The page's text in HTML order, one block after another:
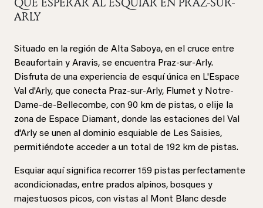
ARLY
Situado en la región de Alta Saboya, en el cruce entre
Beaufortain y Aravis, se encuentra Praz-sur-Arly.
Disfruta de una experiencia de esquí única en L'Espace
Val d'Arly, que conecta Praz-sur-Arly, Flumet y Notre-
Dame-de-Bellecombe, con 90 km de pistas, o elije la
zona de Espace Diamant, donde las estaciones del Val
d'Arly se unen al dominio esquiable de Les Saisies,
permitiéndote acceder a un total de 192 km de pistas.
Esquiar aquí significa recorrer 159 pistas perfectamente
acondicionadas, entre prados alpinos, bosques y
majestuosos picos, con vistas al Mont Blanc desde